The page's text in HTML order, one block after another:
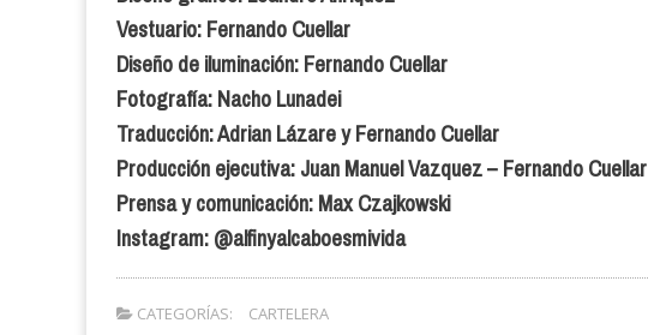
Vestuario: Fernando Cuellar
Diseño de iluminación: Fernando Cuellar
Fotografía: Nacho Lunadei
Traducción: Adrian Lázare y Fernando Cuellar
Producción ejecutiva: Juan Manuel Vazquez – Fernando Cuellar
Prensa y comunicación: Max Czajkowski
Instagram: @alfinyalcaboesmivida
CATEGORÍAS: CARTELERA